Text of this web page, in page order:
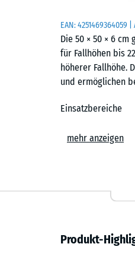
EAN:4251469364059
Die 50 × 50 × 6
für Fallhöhen bis
höherer Fallhöhe.
und ermöglichen
Einsatzbereiche
Die 6 cm starke
Aufbau und
Die
und bezeichnet
mehr anzeigen
Produkt-